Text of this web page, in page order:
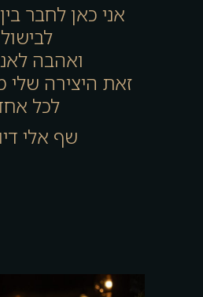
אני כאן לחבר
לבישול
ואהבה
לכל
שף אלי